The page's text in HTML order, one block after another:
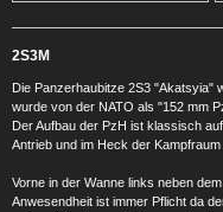
2S3M
Die Panzerhaubitze 2S3 "Akatsyia"
wurde von der NATO als "152 mm
Der Aufbau der PzH ist klassisch
Antrieb und im Heck der
Vorne in der Wanne links neben
Anwesendheit ist immer Pflicht da